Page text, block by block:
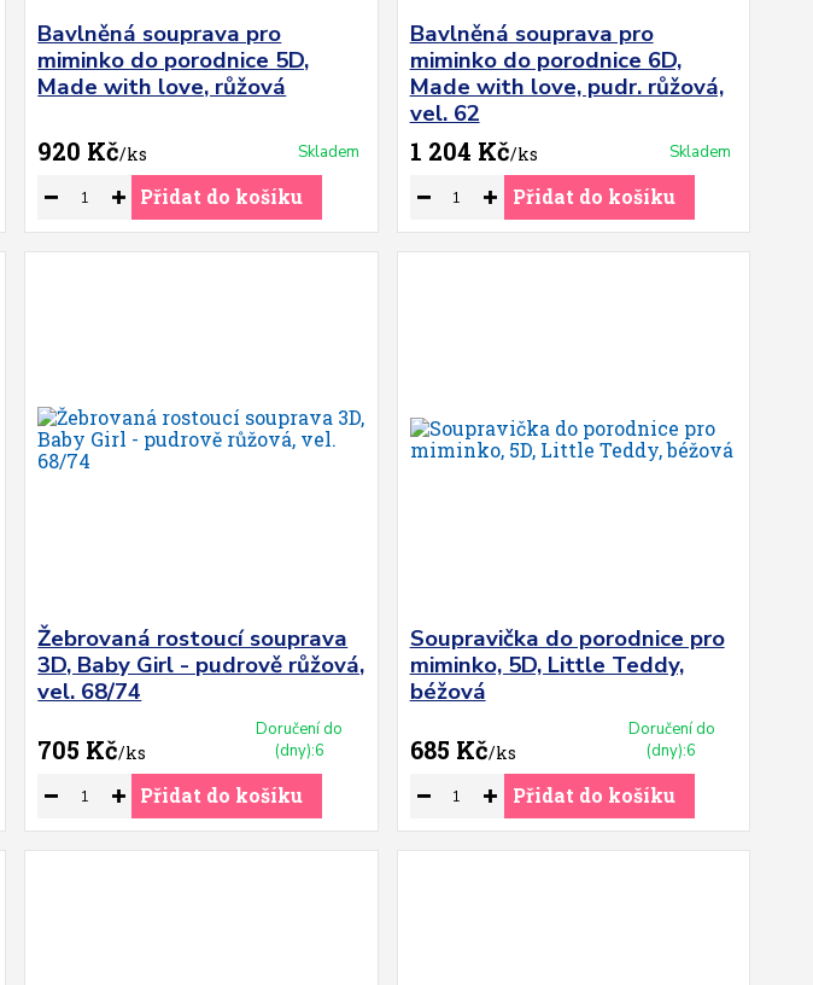
Bavlněná souprava pro
miminko do porodnice 5D,
Made with love, růžová
920 Kč/ks Skladem
Přidat do košíku
Bavlněná souprava pro
miminko do porodnice 6D,
Made with love, pudr. růžová,
vel. 62
1 204 Kč/ks Skladem
Přidat do košíku
Žebrovaná rostoucí souprava
3D, Baby Girl - pudrově růžová,
vel. 68/74
705 Kč/ks
Doručení do
(dny):6
Přidat do košíku
Soupravička do porodnice pro
miminko, 5D, Little Teddy,
béžová
685 Kč/ks
Doručení do
(dny):6
Přidat do košíku